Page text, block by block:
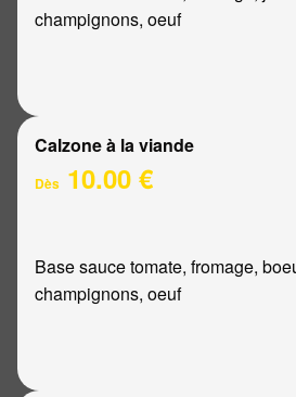
champignons, oeuf
Calzone à la viande
Dès 10.00 €
Base sauce tomate, fromage,
champignons, oeuf